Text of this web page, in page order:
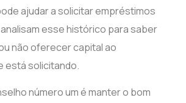
ajudar a solicitar empréstimos
esse histórico para saber
não oferecer capital ao
está solicitando.
número um é manter o bom